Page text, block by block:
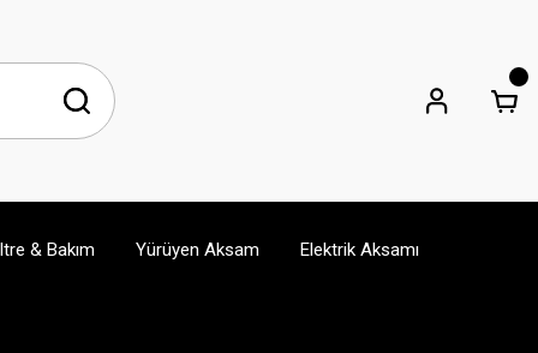
& Bakım Yürüyen Aksam Elektrik Aksamı